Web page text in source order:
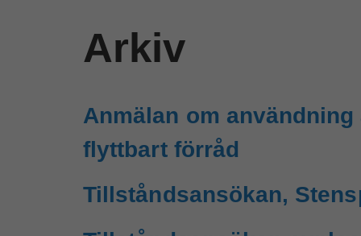
Arkiv
Anmälan om
flyttbart förråd
Tillståndsansökan,